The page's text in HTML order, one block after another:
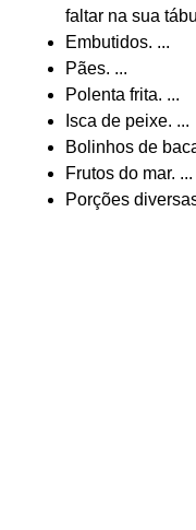
faltar na sua
Embutidos. ...
Pães. ...
Polenta frita. ...
Isca de peixe. ...
Bolinhos de
Frutos do mar. ...
Porções